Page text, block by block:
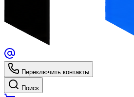
Переключить контакты
Поиск